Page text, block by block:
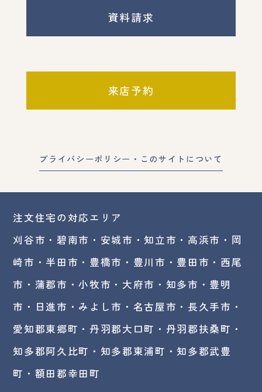
資料請求
来店予約
プライバシーポリシー・このサイトについて
注文住宅の対応エリア
刈谷市・碧南市・ 安城市 ・知立市 ・高浜市・ 岡
崎市 ・半田市・豊橋市・豊川市・豊田市・西尾
市・蒲郡市・小牧市・大府市・知多市・豊明
市・日進市・みよし市・ 名古屋市 ・長久手市・
愛知郡東郷町・丹羽郡大口町・丹羽郡扶桑町・
知多郡阿久比町・知多郡東浦町・知多郡武豊
町・額田郡幸田町